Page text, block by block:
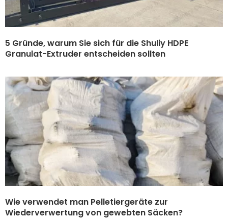
5 Gründe, warum Sie sich für die Shuliy HDPE
Granulat-Extruder entscheiden sollten
Wie verwendet man Pelletiergeräte zur
Wiederverwertung von gewebten Säcken?